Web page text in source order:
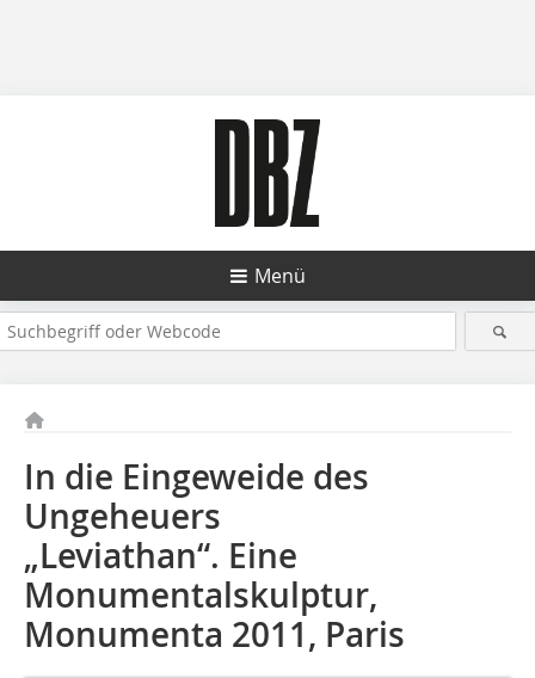
Menü
In die Eingeweide des
Ungeheuers
„Leviathan“. Eine
Monumentalskulptur,
Monumenta 2011, Paris